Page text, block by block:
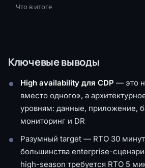
Что в итоге
Ключевые выводы
High availability для CDP — это
вместо одного», а
уровням: данные, приложение,
мониторинг и DR
Разумный target — RTO 30
большинства enterprise-
high-season требуется RTO 5